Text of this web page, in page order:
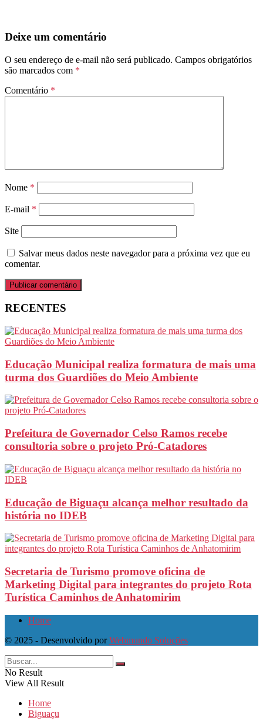
Deixe um comentário
O seu endereço de e-mail não será publicado. Campos obrigatórios
são marcados com *
Comentário *
Nome *
E-mail *
Site
Salvar meus dados neste navegador para a próxima vez que eu
comentar.
RECENTES
Educação Municipal realiza formatura de mais uma
turma dos Guardiões do Meio Ambiente
Prefeitura de Governador Celso Ramos recebe
consultoria sobre o projeto Pró-Catadores
Educação de Biguaçu alcança melhor resultado da
história no IDEB
Secretaria de Turismo promove oficina de
Marketing Digital para integrantes do projeto Rota
Turística Caminhos de Anhatomirim
Home
© 2025 - Desenvolvido porWebmundo Soluções
No Result
View All Result
Home
Biguaçu